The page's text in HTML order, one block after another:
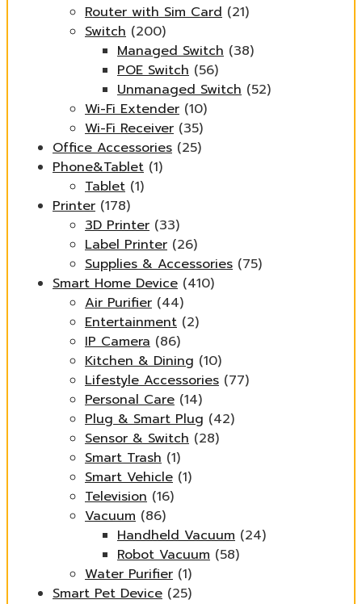
Router with Sim Card (21)
Switch (200)
Managed Switch (38)
POE Switch (56)
Unmanaged Switch (52)
Wi-Fi Extender (10)
Wi-Fi Receiver (35)
Office Accessories (25)
Phone&Tablet (1)
Tablet (1)
Printer (178)
3D Printer (33)
Label Printer (26)
Supplies & Accessories (75)
Smart Home Device (410)
Air Purifier (44)
Entertainment (2)
IP Camera (86)
Kitchen & Dining (10)
Lifestyle Accessories (77)
Personal Care (14)
Plug & Smart Plug (42)
Sensor & Switch (28)
Smart Trash (1)
Smart Vehicle (1)
Television (16)
Vacuum (86)
Handheld Vacuum (24)
Robot Vacuum (58)
Water Purifier (1)
Smart Pet Device (25)